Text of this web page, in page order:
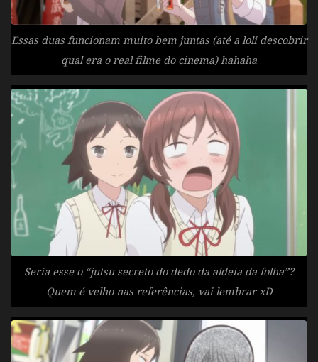
Essas duas funcionam muito bem juntas (até a loli descobrir
qual era o real filme do cinema) hahaha
Seria esse o “jutsu secreto do dedo da aldeia da folha”?
Quem é velho nas referências, vai lembrar xD